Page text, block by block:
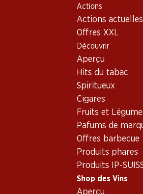
Actions
Actions actuelles
Offres XXL
Découvrir
Aperçu
Hits du tabac
Spiritueux
Cigares
Fruits et
Pafums de
Offres barbecue
Produits phares
Produits IP-
Shop des Vins
Aperçu
Shop des Vins
France
Ch. Beychevelle St. Julien 2006 75
Ch. Beychevelle St.